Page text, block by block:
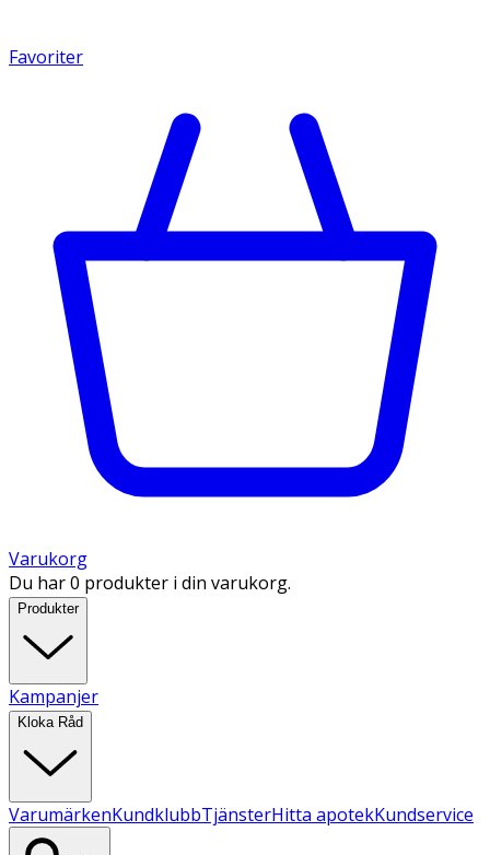
Favoriter
Varukorg
Du har 0 produkter i din varukorg.
Produkter
Kampanjer
Kloka Råd
VarumärkenKundklubbTjänsterHitta apotekKundservice